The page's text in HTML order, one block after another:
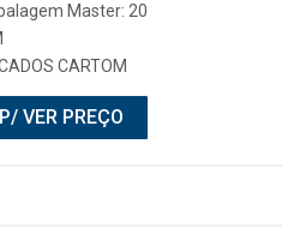
Master: 20
CARTOM
VER PREÇO